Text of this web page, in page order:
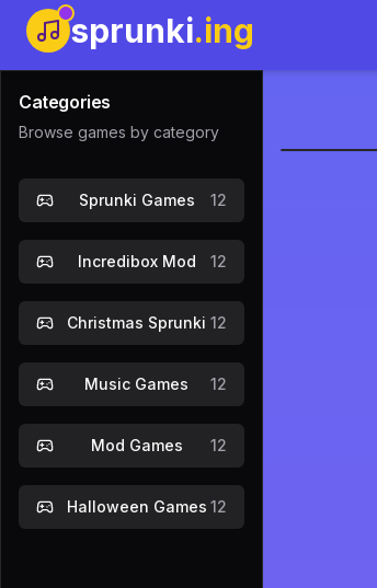
sprunki.ing
Categories
Browse games by category
Sprunki Games 12
Incredibox Mod 12
Christmas Sprunki 12
Music Games 12
Mod Games 12
Halloween Games 12